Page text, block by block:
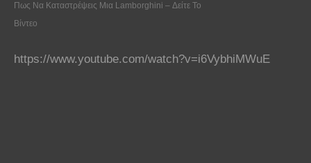
Πως Να Καταστρέψεις Μια Lamborghini – Δείτε Το
Βίντεο
https://www.youtube.com/watch?v=i6VybhiMWuE